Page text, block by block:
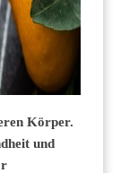
Körper.
und